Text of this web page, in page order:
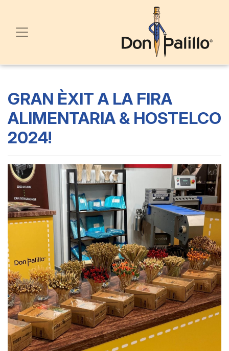
GRAN ÈXIT A LA FIRA
ALIMENTARIA & HOSTELCO
2024!